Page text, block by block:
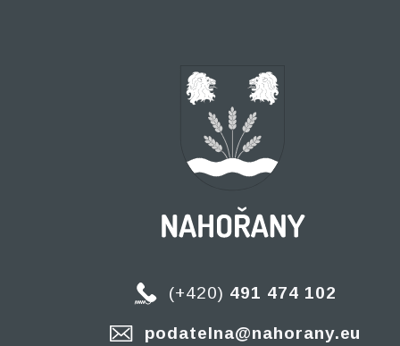
(+420) 491 474 102
podatelna@nahorany.eu